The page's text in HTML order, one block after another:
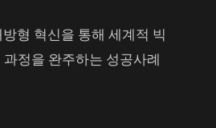
형 혁신을 통해 세계적 빅
정을 완주하는 성공사례